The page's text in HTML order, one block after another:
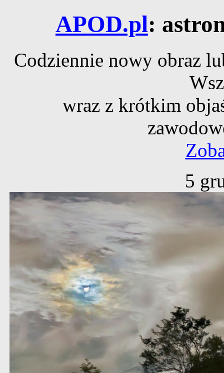
APOD.pl:
Codziennie nowy obraz
wraz z krótkim
5